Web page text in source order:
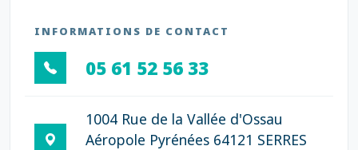
INFORMATIONS DE CONTACT
05 61 52 56 33
1004 Rue de la Vallée d'Ossau
Aéropole Pyrénées 64121 SERRES